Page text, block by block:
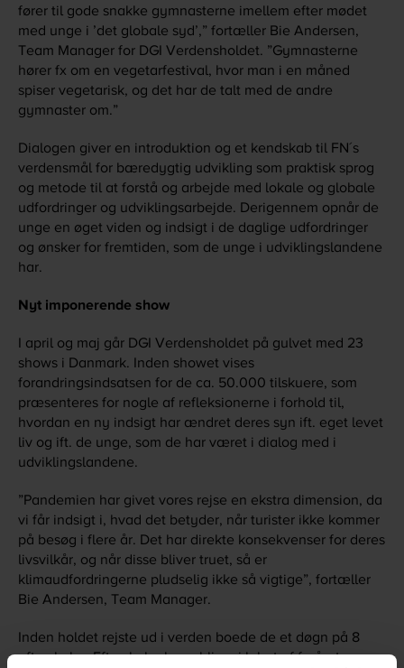
fører til gode snakke gymnasterne imellem efter mødet
med unge i ’det globale syd’,” fortæller Bie Andersen,
Team Manager for DGI Verdensholdet. ”Gymnasterne
hører fx om en vegetarfestival, hvor man i en måned
spiser vegetarisk, og det har de talt med de andre
gymnaster om.”
Dialogen giver en introduktion og et kendskab til FN´s
verdensmål for bæredygtig udvikling som praktisk sprog
og metode til at forstå og arbejde med lokale og globale
udfordringer og udviklingsarbejde. Derigennem opnår de
unge en øget viden og indsigt i de daglige udfordringer
og ønsker for fremtiden, som de unge i udviklingslandene
har.
Nyt imponerende show
I april og maj går DGI Verdensholdet på gulvet med 23
shows i Danmark. Inden showet vises
forandringsindsatsen for de ca. 50.000 tilskuere, som
præsenteres for nogle af refleksionerne i forhold til,
hvordan en ny indsigt har ændret deres syn ift. eget levet
liv og ift. de unge, som de har været i dialog med i
udviklingslandene.
”Pandemien har givet vores rejse en ekstra dimension, da
vi får indsigt i, hvad det betyder, når turister ikke kommer
på besøg i flere år. Det har direkte konsekvenser for deres
livsvilkår, og når disse bliver truet, så er
klimaudfordringerne pludselig ikke så vigtige”, fortæller
Bie Andersen, Team Manager.
Inden holdet rejste ud i verden boede de et døgn på 8
efterskoler. Efterskoleelever bliver i løbet af foråret